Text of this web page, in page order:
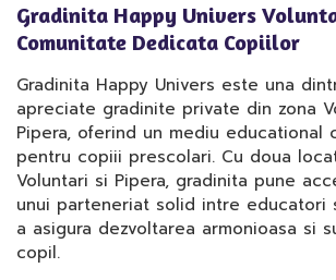
Gradinita Happy Univers
Comunitate Dedicata Copiilor
Gradinita Happy Univers este una
apreciate gradinite private din zona
Pipera, oferind un mediu educational
pentru copiii prescolari. Cu doua
Voluntari si Pipera, gradinita pune
unui parteneriat solid intre educatori
a asigura dezvoltarea armonioasa si
copil.